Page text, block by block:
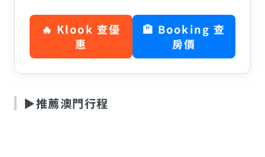
🔥 Klook 查優
惠
🏨 Booking 查
房價
▶推薦澳門行程